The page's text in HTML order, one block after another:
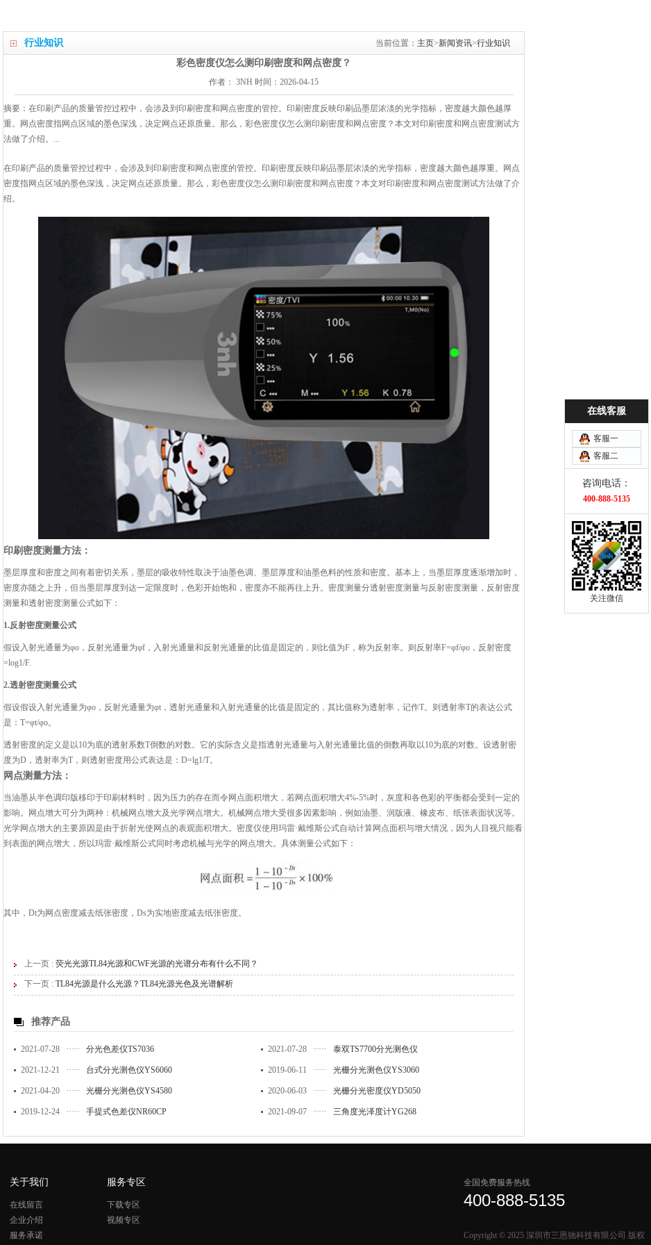
行业知识 当前位置： 主页>新闻资讯>行业知识
彩色密度仪怎么测印刷密度和网点密度？
作者： 3NH 时间：2026-04-15
摘要：在印刷产品的质量管控过程中，会涉及到印刷密度和网点密度的管控。印刷密度反映印刷品墨层浓淡的光学指标，密度越大颜色越厚
重。网点密度指网点区域的墨色深浅，决定网点还原质量。那么，彩色密度仪怎么测印刷密度和网点密度？本文对印刷密度和网点密度测试方
法做了介绍。...
在印刷产品的质量管控过程中，会涉及到印刷密度和网点密度的管控。印刷密度反映印刷品墨层浓淡的光学指标，密度越大颜色越厚重。网点
密度指网点区域的墨色深浅，决定网点还原质量。那么，彩色密度仪怎么测印刷密度和网点密度？本文对印刷密度和网点密度测试方法做了介
绍。
印刷密度测量方法：
墨层厚度和密度之间有着密切关系，墨层的吸收特性取决于油墨色调、墨层厚度和油墨色料的性质和密度。基本上，当墨层厚度逐渐增加时，
密度亦随之上升，但当墨层厚度到达一定限度时，色彩开始饱和，密度亦不能再往上升。密度测量分透射密度测量与反射密度测量，反射密度
测量和透射密度测量公式如下：
1.反射密度测量公式
假设入射光通量为φo，反射光通量为φf，入射光通量和反射光通量的比值是固定的，则比值为F，称为反射率。则反射率F=φf/φo，反射密度
=log1/F.
2.透射密度测量公式
假设假设入射光通量为φo，反射光通量为φt，透射光通量和入射光通量的比值是固定的，其比值称为透射率，记作T。则透射率T的表达公式
是：T=φt/φo。
透射密度的定义是以10为底的透射系数T倒数的对数。它的实际含义是指透射光通量与入射光通量比值的倒数再取以10为底的对数。设透射密
度为D，透射率为T，则透射密度用公式表达是：D=lg1/T。
网点测量方法：
当油墨从半色调印版移印于印刷材料时，因为压力的存在而令网点面积增大，若网点面积增大4%-5%时，灰度和各色彩的平衡都会受到一定的
影响。网点增大可分为两种：机械网点增大及光学网点增大。机械网点增大受很多因素影响，例如油墨、润版液、橡皮布、纸张表面状况等。
光学网点增大的主要原因是由于折射光使网点的表观面积增大。密度仪使用玛雷·戴维斯公式自动计算网点面积与增大情况，因为人目视只能看
到表面的网点增大，所以玛雷·戴维斯公式同时考虑机械与光学的网点增大。具体测量公式如下：
其中，Dt为网点密度减去纸张密度，Ds为实地密度减去纸张密度。
上一页 : 荧光光源TL84光源和CWF光源的光谱分布有什么不同？
下一页 : TL84光源是什么光源？TL84光源光色及光谱解析
推荐产品
2021-07-28 ····· 分光色差仪TS7036 2021-07-28····· 泰双TS7700分光测色仪
2021-12-21 ····· 台式分光测色仪YS6060 2019-06-11 ····· 光栅分光测色仪YS3060
2021-04-20 ····· 光栅分光测色仪YS4580 2020-06-03····· 光栅分光密度仪YD5050
2019-12-24 ····· 手提式色差仪NR60CP 2021-09-07····· 三角度光泽度计YG268
关于我们
在线留言
企业介绍
服务承诺
服务专区
下载专区
视频专区
全国免费服务热线
400-888-5135
Copyright © 2025 深圳市三恩驰科技有限公司 版权
在线客服
客服一
客服二
咨询电话：
400-888-5135
关注微信